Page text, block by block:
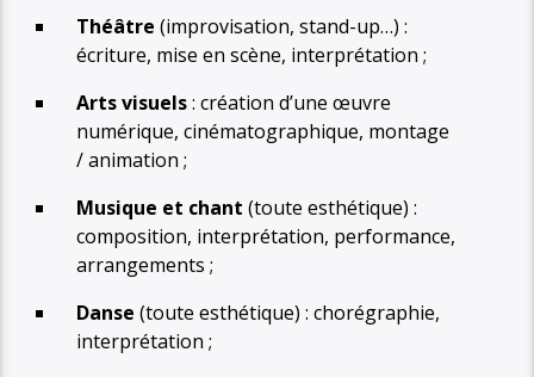
Théâtre (improvisation, stand-up…) :
écriture, mise en scène, interprétation ;
Arts visuels: création d’une œuvre
numérique, cinématographique, montage
/ animation ;
Musique et chant (toute esthétique) :
composition, interprétation, performance,
arrangements ;
Danse (toute esthétique) : chorégraphie,
interprétation ;